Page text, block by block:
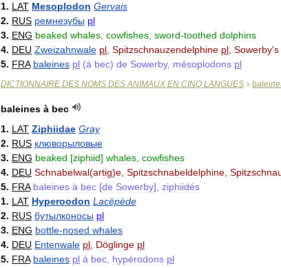
1. LAT Mesoplodon Gervais
2. RUS ремнезубы pl
3. ENG beaked whales cowfishes sword-toothed dolphins
4. DEU Zweizahnwale pl Spitzschnauzendelphine pl Sowerby's
5. FRA baleines pl (à bec) de Sowerby, mésoplodons pl
DICTIONNAIRE DES NOMS DES ANIMAUX EN CINQ LANGUES >
baleines à bec
1. LAT Ziphiidae Gray
2. RUS клюворыловые
3. ENG beaked [ziphiid] whales cowfishes
4. DEU Schnabelwal(artig)e Spitzschnabeldelphine
5. FRA baleines à bec [de Sowerby], ziphiidés
1. LAT Hyperoodon Lacëpède
2. RUS бутылконосы pl
3. ENG bottle-nosed whales
4. DEU Entenwale pl Döglinge pl
5. FRA baleines pl à bec hypérodons pl